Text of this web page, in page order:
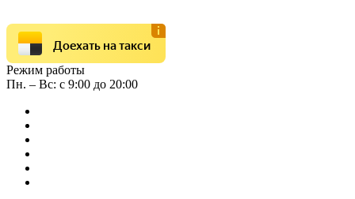
Доехать на такси
Режим работы
Пн. – Вс: с 9:00 до 20:00